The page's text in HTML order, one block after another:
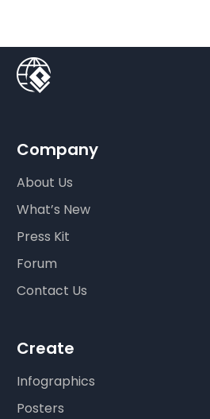
Company
About Us
What’s New
Press Kit
Forum
Contact Us
Create
Infographics
Posters